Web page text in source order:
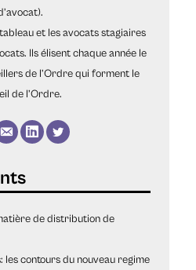
et les avocats stagiaires
Ils élisent chaque année le
de l’Ordre qui forment le
de l’Ordre.
de distribution de
les contours du nouveau regime